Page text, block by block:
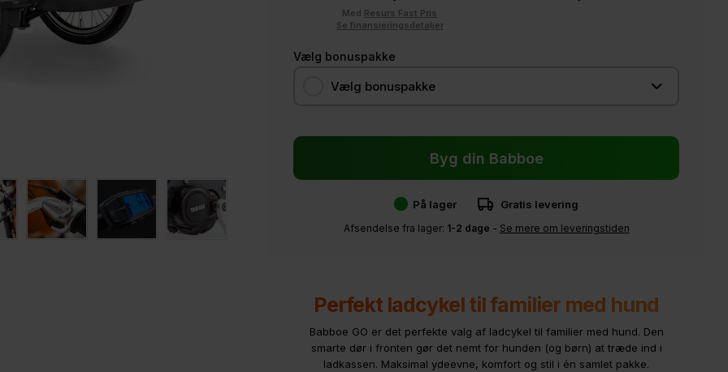
Med Resurs Fast Pris
Se finansieringsdetaljer
Vælg bonuspakke
Vælg bonuspakke
Byg din Babboe
På lager Gratis levering
Afsendelse fra lager: 1-2 dage - Se mere om leveringstiden
Perfekt ladcykel til familier med hund
Babboe GO er det perfekte valg af ladcykel til familier med hund. Den
smarte dør i fronten gør det nemt for hunden (og børn) at træde ind i
ladkassen. Maksimal ydeevne, komfort og stil i én samlet pakke.